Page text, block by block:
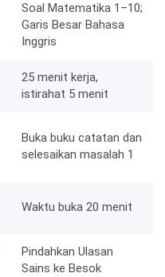
Soal Matematika 1–10;
Garis Besar Bahasa
Inggris
25 menit kerja,
istirahat 5 menit
Buka buku catatan dan
selesaikan masalah 1
Waktu buka 20 menit
Pindahkan Ulasan
Sains ke Besok